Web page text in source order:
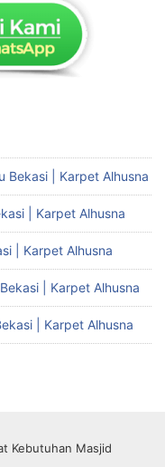
Bekasi | Karpet Alhusna
| Karpet Alhusna
| Karpet Alhusna
| Karpet Alhusna
| Karpet Alhusna
Kebutuhan Masjid